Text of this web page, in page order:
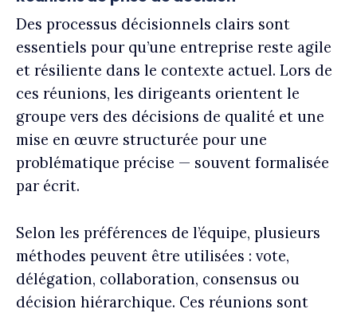
Des processus décisionnels clairs sont
essentiels pour qu’une entreprise reste agile
et résiliente dans le contexte actuel. Lors de
ces réunions, les dirigeants orientent le
groupe vers des décisions de qualité et une
mise en œuvre structurée pour une
problématique précise — souvent formalisée
par écrit.
Selon les préférences de l’équipe, plusieurs
méthodes peuvent être utilisées : vote,
délégation, collaboration, consensus ou
décision hiérarchique. Ces réunions sont